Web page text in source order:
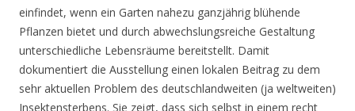
einfindet, wenn ein Garten nahezu ganzjährig blühende
Pflanzen bietet und durch abwechslungsreiche Gestaltung
unterschiedliche Lebensräume bereitstellt. Damit
dokumentiert die Ausstellung einen lokalen Beitrag zu dem
sehr aktuellen Problem des deutschlandweiten (ja weltweiten)
Insektensterbens. Sie zeigt, dass sich selbst in einem recht